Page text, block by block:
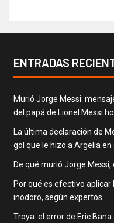
ENTRADAS
Murió Jorge Messi:
del papá de Lionel Messi
La última declaración de
gol que le hizo a Argelia en
De qué murió Jorge Messi,
Por qué es efectivo
inodoro, según expertos
Troya: el error de Eric